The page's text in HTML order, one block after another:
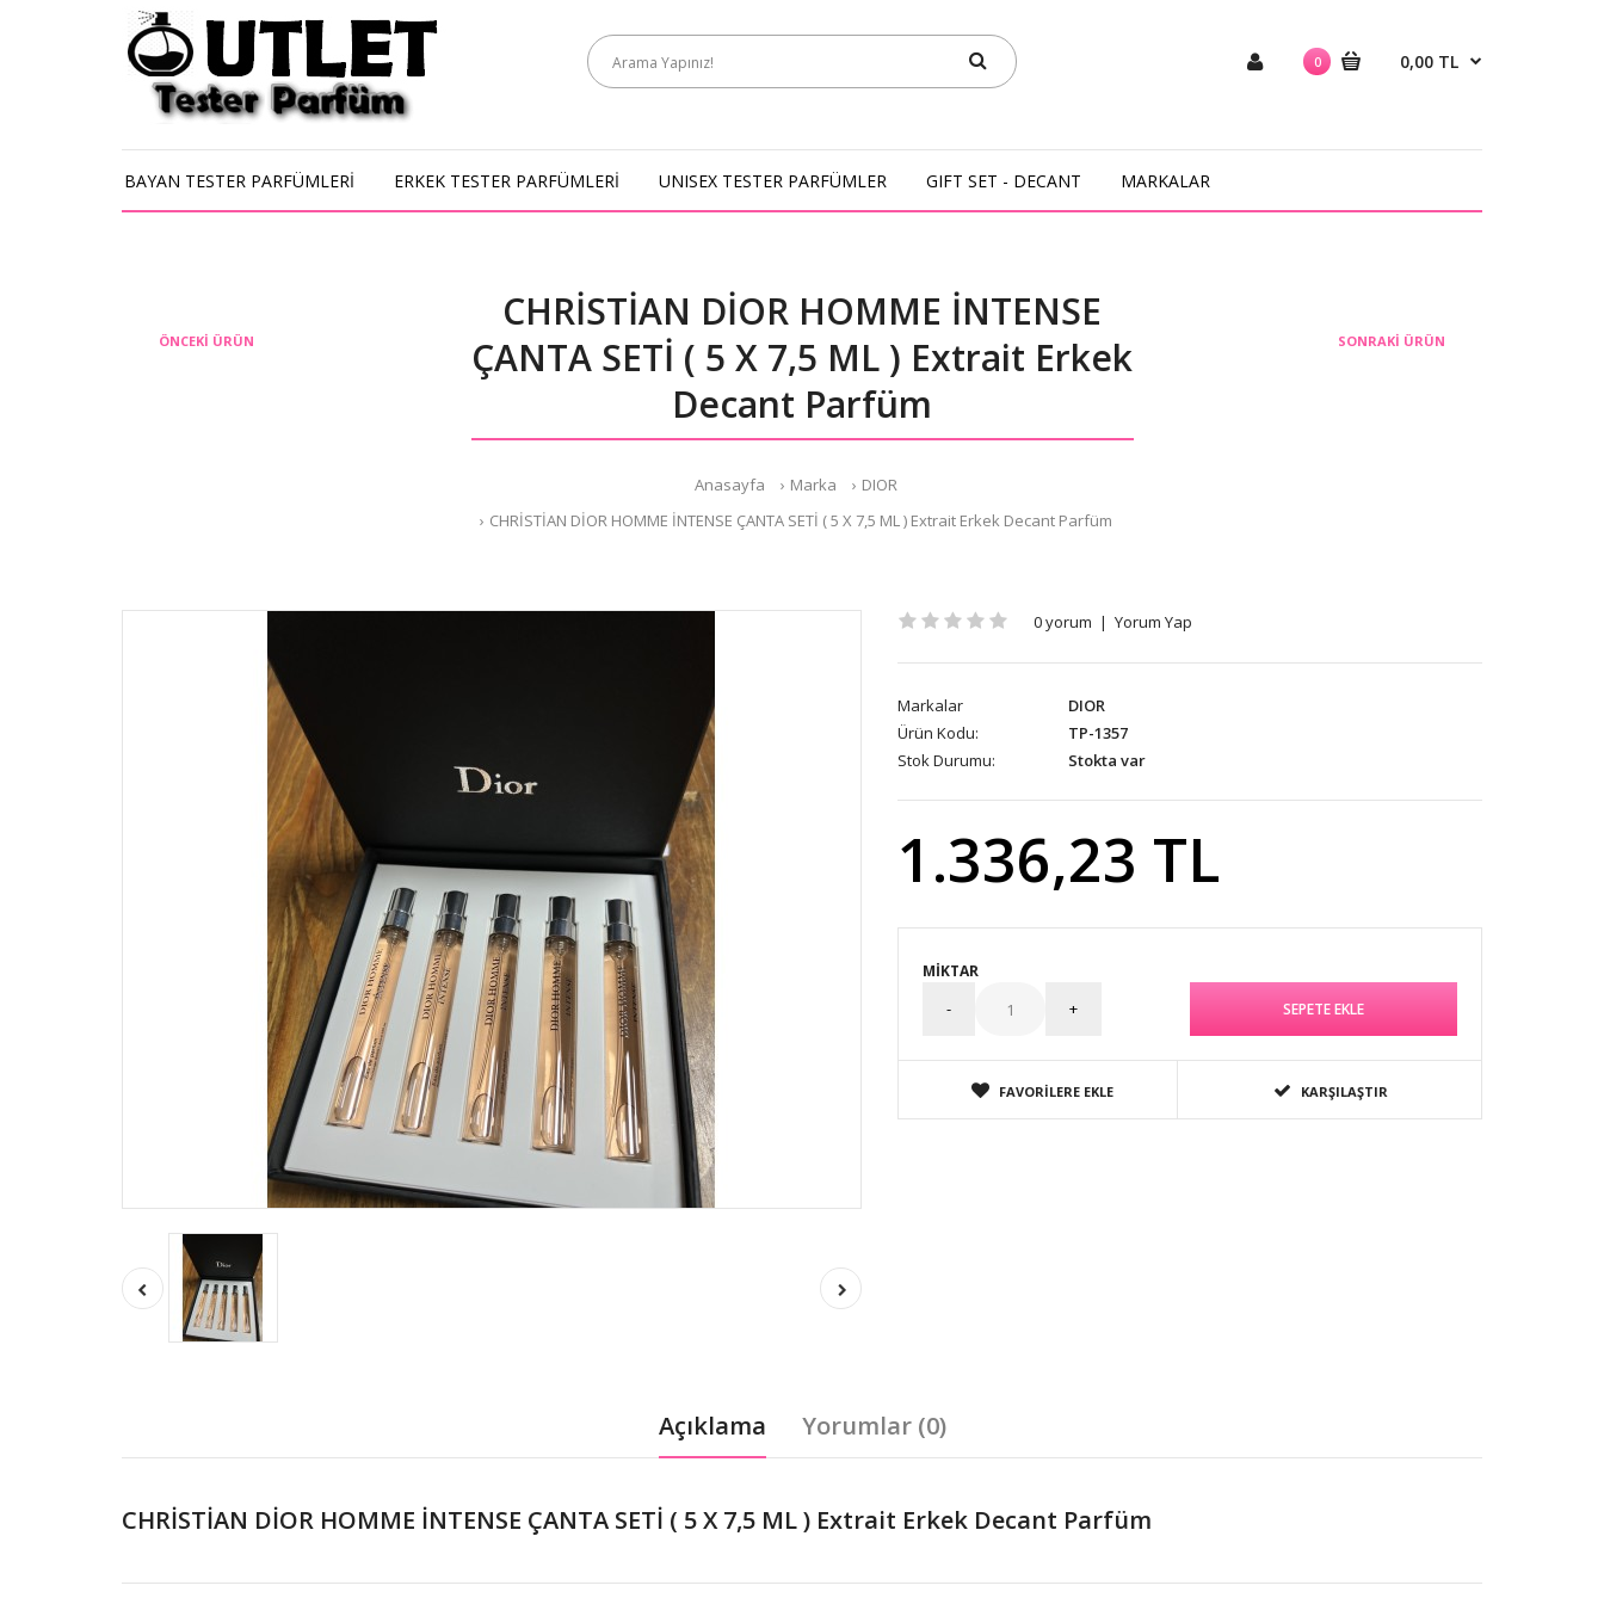
0 0,00 TL
BAYAN TESTER PARFÜMLERİ ERKEK TESTER PARFÜMLERİ UNISEX TESTER PARFÜMLER GIFT SET - DECANT MARKALAR
ÖNCEKI ÜRÜN
CHRİSTİAN DİOR HOMME İNTENSE
ÇANTA SETİ ( 5 X 7,5 ML ) Extrait Erkek
Decant Parfüm
Anasayfa Marka
DIOR
CHRİSTİAN DİOR HOMME İNTENSE ÇANTA SETİ ( 5 X 7,5 ML ) Extrait Erkek Decant Parfüm
SONRAKI ÜRÜN
0 yorum | Yorum Yap
Markalar
DIOR
Ürün Kodu:
TP-1357
Stok Durumu:
Stokta var
1.336,23 TL
MIKTAR
FAVORILERE EKLE KARŞILAŞTIR
Açıklama Yorumlar (0)
CHRİSTİAN DİOR HOMME İNTENSE ÇANTA SETİ ( 5 X 7,5 ML ) Extrait Erkek Decant Parfüm